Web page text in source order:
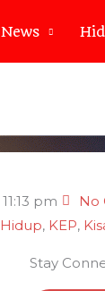
News
11:13 pm
No
Hidup, KEP,
Stay